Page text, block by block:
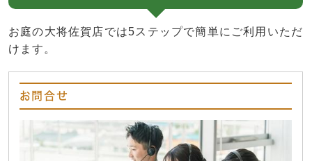
お庭の大将佐賀店では5ステップで簡単にご利用いただ
けます。
お問合せ